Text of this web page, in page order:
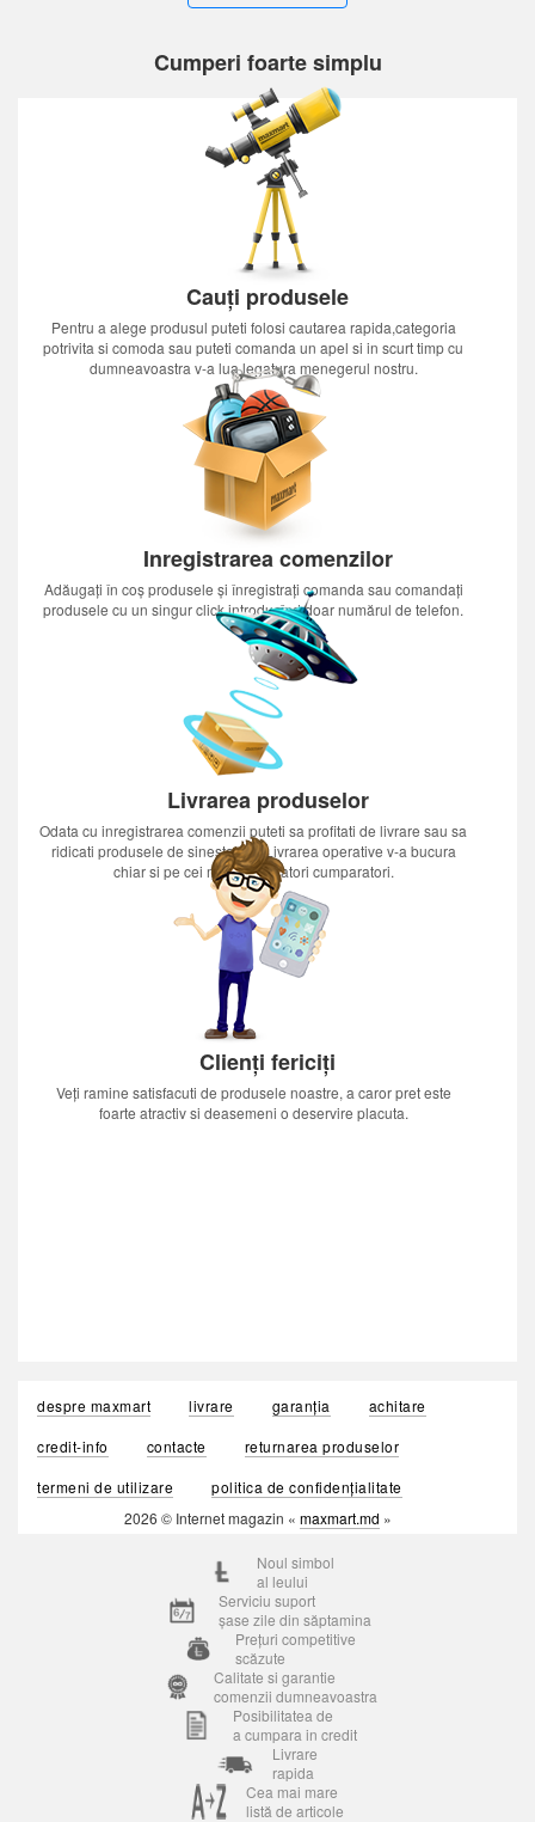
Cumperi foarte simplu
Cauți produsele
Pentru a alege produsul puteti folosi cautarea rapida,categoria
potrivita si comoda sau puteti comanda un apel si in scurt timp cu
dumneavoastra v-a lua legatura menegerul nostru.
Inregistrarea comenzilor
Adăugați în coș produsele și înregistrați comanda sau comandați
produsele cu un singur click introducînd doar numărul de telefon.
Livrarea produselor
Odata cu inregistrarea comenzii puteti sa profitati de livrare sau sa
ridicati produsele de sinestatator.Livrarea operative v-a bucura
chiar si pe cei mai nerabdatori cumparatori.
Clienți fericiți
Veți ramine satisfacuti de produsele noastre, a caror pret este
foarte atractiv si deasemeni o deservire placuta.
despre maxmart livrare garanția
achitare
credit-info
contacte
returnarea produselor
termeni de utilizare
politica de confidențialitate
2026 © Internet magazin « maxmart.md »
Noul simbol
al leului
Serviciu suport
șase zile din săptamina
Prețuri competitive
scăzute
Calitate si garantie
comenzii dumneavoastra
Posibilitatea de
a cumpara in credit
Livrare
rapida
Cea mai mare
listă de articole